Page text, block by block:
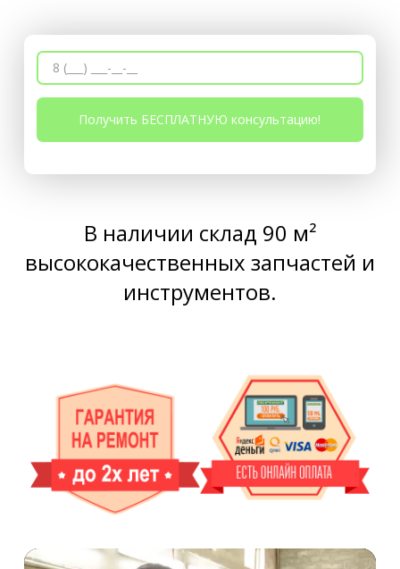
В наличии склад 90 м²
высококачественных запчастей и
инструментов.